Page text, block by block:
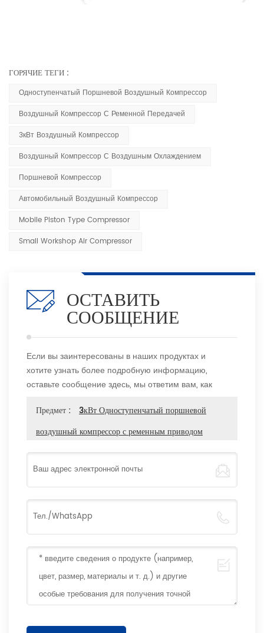
ГОРЯЧИЕ ТЕГИ :
Одноступенчатый Поршневой Воздушный Компрессор
Воздушный Компрессор С Ременной Передачей
3кВт Воздушный Компрессор
Воздушный Компрессор С Воздушным Охлаждением
Поршневой Компрессор
Автомобильный Воздушный Компрессор
Mobile Piston Type Compressor
Small Workshop Air Compressor
ОСТАВИТЬ
СООБЩЕНИЕ
Если вы заинтересованы в наших продуктах и
хотите узнать более подробную информацию,
оставьте сообщение здесь, мы ответим вам, как
Предмет :
3кВт Одноступенчатый поршневой
воздушный компрессор с ременным приводом